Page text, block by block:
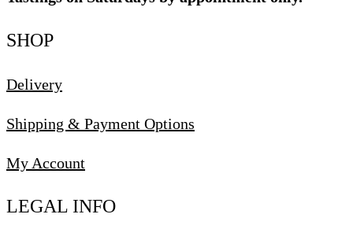
SHOP
Delivery
Shipping & Payment Options
My Account
LEGAL INFO